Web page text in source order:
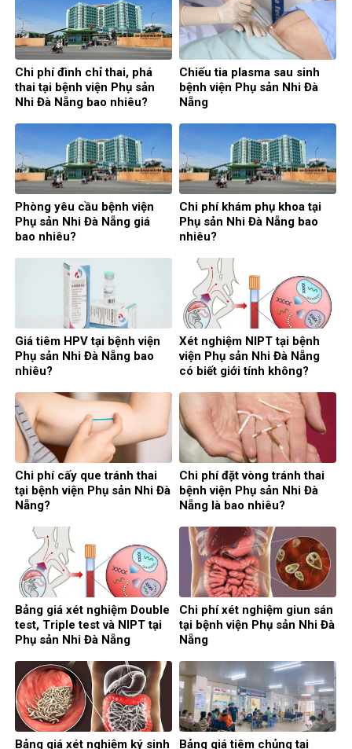
Chi phí đình chỉ thai, phá
thai tại bệnh viện Phụ sản
Nhi Đà Nẵng bao nhiêu?
Chiếu tia plasma sau sinh
bệnh viện Phụ sản Nhi Đà
Nẵng
Phòng yêu cầu bệnh viện
Phụ sản Nhi Đà Nẵng giá
bao nhiêu?
Chi phí khám phụ khoa tại
Phụ sản Nhi Đà Nẵng bao
nhiêu?
Giá tiêm HPV tại bệnh viện
Phụ sản Nhi Đà Nẵng bao
nhiêu?
Xét nghiệm NIPT tại bệnh
viện Phụ sản Nhi Đà Nẵng
có biết giới tính không?
Chi phí cấy que tránh thai
tại bệnh viện Phụ sản Nhi Đà
Nẵng?
Chi phí đặt vòng tránh thai
bệnh viện Phụ sản Nhi Đà
Nẵng là bao nhiêu?
Bảng giá xét nghiệm Double
test, Triple test và NIPT tại
Phụ sản Nhi Đà Nẵng
Chi phí xét nghiệm giun sán
tại bệnh viện Phụ sản Nhi Đà
Nẵng
Bảng giá xét nghiệm ký sinh Bảng giá tiêm chủng tại